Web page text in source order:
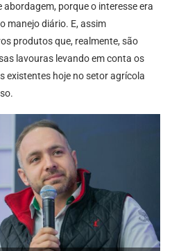
porque o interesse era
manejo diário. E, assim
produtos que, realmente, são
lavouras levando em conta os
existentes hoje no setor agrícola